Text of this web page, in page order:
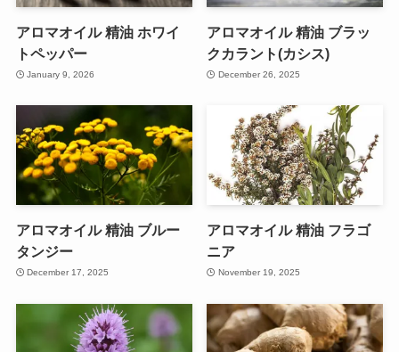
アロマオイル 精油 ホワイ
トペッパー
January 9, 2026
アロマオイル 精油 ブラッ
クカラント(カシス)
December 26, 2025
アロマオイル 精油 ブルー
タンジー
December 17, 2025
アロマオイル 精油 フラゴ
ニア
November 19, 2025